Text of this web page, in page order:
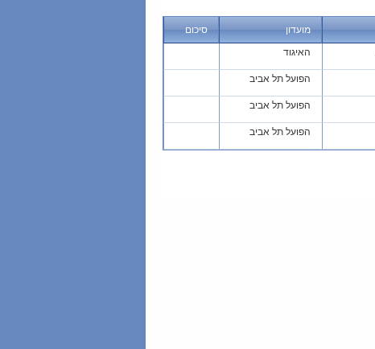
מועדון
סיכום
האיגוד
הפועל תל אביב
הפועל תל אביב
הפועל תל אביב